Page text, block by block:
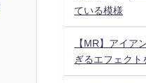
ている模様
【MR】アイア
ぎるエフェク